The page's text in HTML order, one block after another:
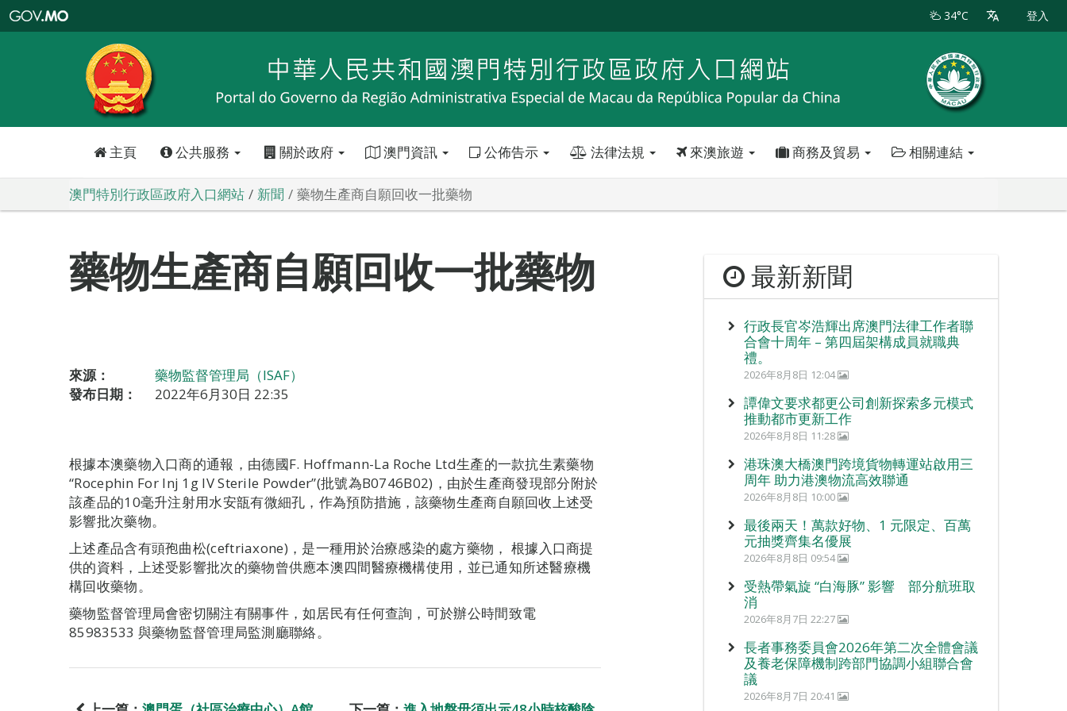
特
政
區
政
口
34°C 登入
主頁 公共服務 關於政府 澳門資訊 公佈告示 法律法規 來澳旅遊 商務及貿易 相關連結
澳門特別行政區政府入口網站 新聞 藥物生產商自願回收一批藥物
藥物生產商自願回收一批藥物
來源：
藥物監督管理局（ISAF）
發布日期：
2022年6月30日 22:35
根據本澳藥物入口商的通報，由德國F. Hoffmann-La Roche Ltd生產的一款抗生素藥物
“Rocephin For Inj 1g IV Sterile Powder”(批號為B0746B02)，由於生產商發現部分附於
該產品的10毫升注射用水安瓿有微細孔，作為預防措施，該藥物生產商自願回收上述受
影響批次藥物。
上述產品含有頭孢曲松(ceftriaxone)，是一種用於治療感染的處方藥物， 根據入口商提
供的資料，上述受影響批次的藥物曾供應本澳四間醫療機構使用，並已通知所述醫療機
構回收藥物。
藥物監督管理局會密切關注有關事件，如居民有任何查詢，可於辦公時間致電
85983533 與藥物監督管理局監測廳聯絡。
最新新聞
行政長官岑浩輝出席澳門法律工作者聯
合會十周年 – 第四屆架構成員就職典
禮。
2026年8月8日 12:04
譚偉文要求都更公司創新探索多元模式
推動都市更新工作
2026年8月8日 11:28
港珠澳大橋澳門跨境貨物轉運站啟用三
周年 助力港澳物流高效聯通
2026年8月8日 10:00
最後兩天！萬款好物、1 元限定、百萬
元抽獎齊集名優展
2026年8月8日 09:54
受熱帶氣旋 “白海豚” 影響 部分航班取
消
2026年8月7日 22:27
長者事務委員會2026年第二次全體會議
及養老保障機制跨部門協調小組聯合會
議
2026年8月7日 20:41